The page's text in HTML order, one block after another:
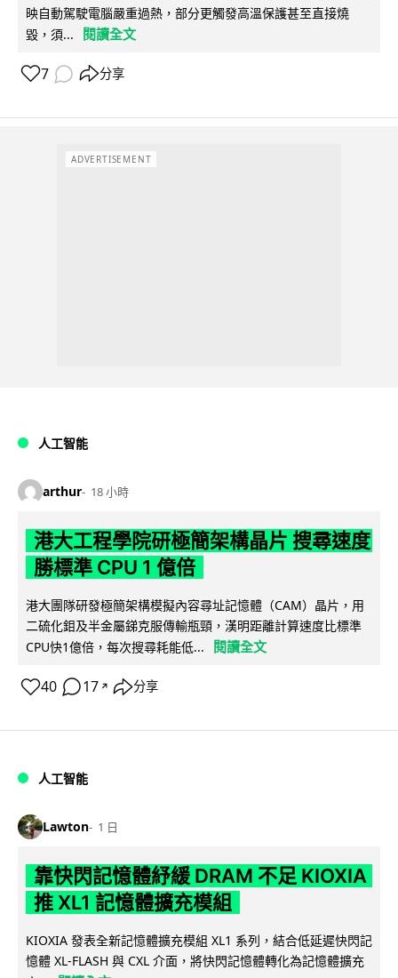
映自動駕駛電腦嚴重過熱，部分更觸發高溫保護甚至直接燒
毀，須...
閱讀全文
7 分享
ADVERTISEMENT
人工智能
arthur 18 小時
港大工程學院研極簡架構晶片 搜尋速度
勝標準 CPU 1 億倍
港大團隊研發極簡架構模擬內容尋址記憶體（CAM）晶片，用
二硫化鉬及半金屬銻克服傳輸瓶頸，漢明距離計算速度比標準
CPU快1億倍，每次搜尋耗能低...
閱讀全文
40 17 ↗ 分享
人工智能
Lawton 1 日
靠快閃記憶體紓緩 DRAM 不足 KIOXIA
推 XL1 記憶體擴充模組
KIOXIA 發表全新記憶體擴充模組 XL1 系列，結合低延遲快閃記
憶體 XL-FLASH 與 CXL 介面，將快閃記憶體轉化為記憶體擴充